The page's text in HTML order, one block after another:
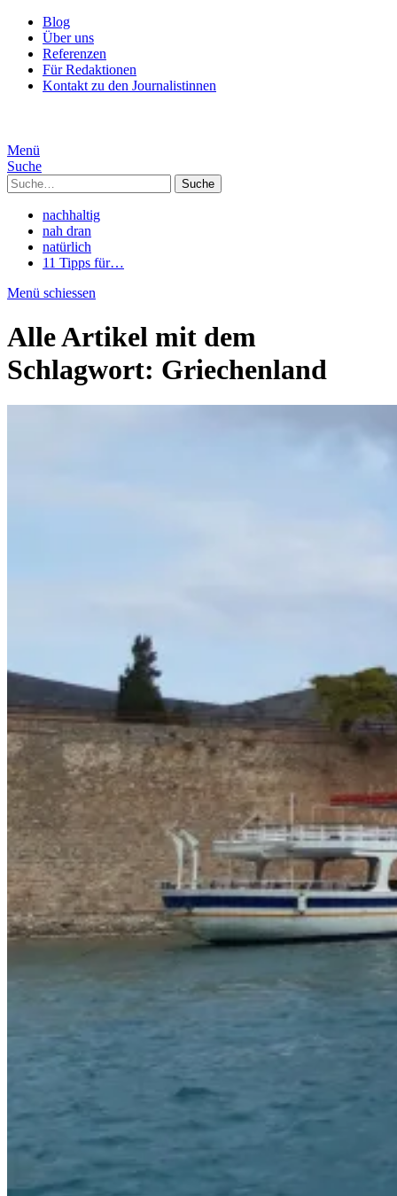
Blog
Über uns
Referenzen
Für Redaktionen
Kontakt zu den Journalistinnen
Menü
Suche
Suche
nachhaltig
nah dran
natürlich
11 Tipps für…
Menü schiessen
Alle Artikel mit dem
Schlagwort: Griechenland